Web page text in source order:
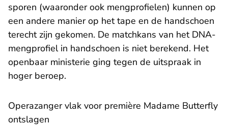
sporen (waaronder ook mengprofielen) kunnen op
een andere manier op het tape en de handschoen
terecht zijn gekomen. De matchkans van het DNA-
mengprofiel in handschoen is niet berekend. Het
openbaar ministerie ging tegen de uitspraak in
hoger beroep.
Operazanger vlak voor première Madame Butterfly
ontslagen